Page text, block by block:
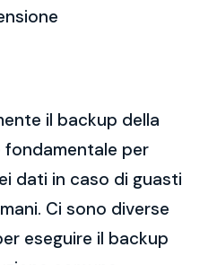
il backup della
per
dati in caso di guasti
Ci sono diverse
eseguire il backup